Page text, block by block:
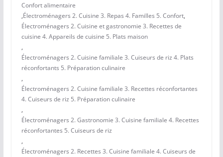
Confort alimentaire
,Électroménagers 2. Cuisine 3. Repas 4. Familles 5. Confort,
Électroménagers 2. Cuisine et gastronomie 3. Recettes de
cuisine 4. Appareils de cuisine 5. Plats maison
,
Électroménagers 2. Cuisine familiale 3. Cuiseurs de riz 4. Plats
réconfortants 5. Préparation culinaire
,
Électroménagers 2. Cuisine familiale 3. Recettes réconfortantes
4. Cuiseurs de riz 5. Préparation culinaire
,
Électroménagers 2. Gastronomie 3. Cuisine familiale 4. Recettes
réconfortantes 5. Cuiseurs de riz
,
Électroménagers 2. Recettes 3. Cuisine familiale 4. Cuiseurs de